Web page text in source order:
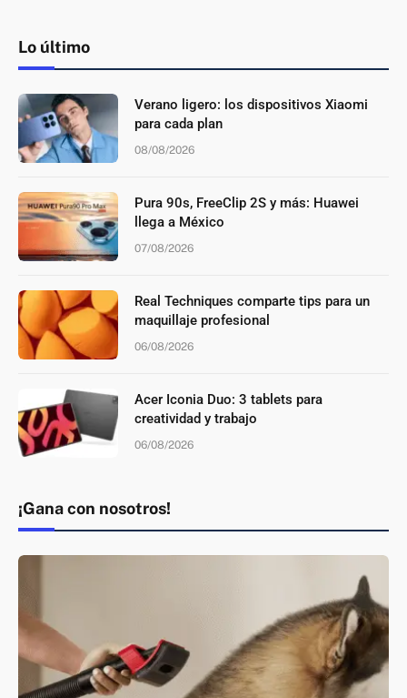
Lo último
Verano ligero: los dispositivos Xiaomi
para cada plan
08/08/2026
Pura 90s, FreeClip 2S y más: Huawei
llega a México
07/08/2026
Real Techniques comparte tips para un
maquillaje profesional
06/08/2026
Acer Iconia Duo: 3 tablets para
creatividad y trabajo
06/08/2026
¡Gana con nosotros!